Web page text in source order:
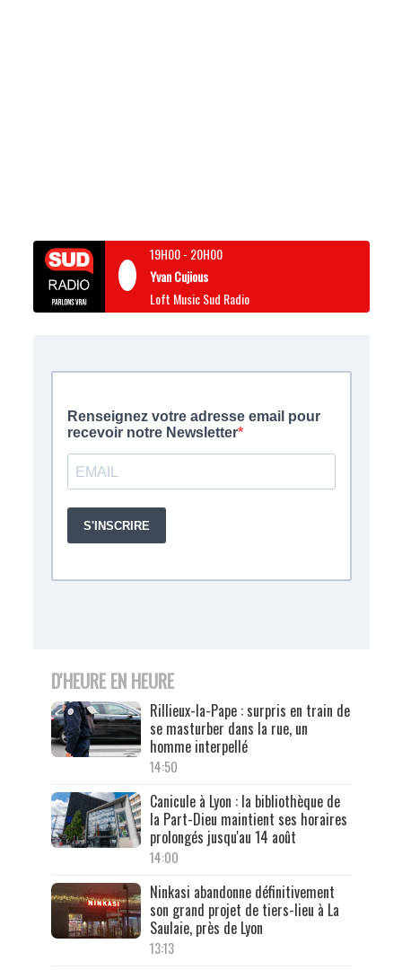
19H00- 20H00
Yvan Cujious
Loft Music Sud Radio
D'HEURE EN HEURE
Rillieux-la-Pape : surpris en train de
se masturber dans la rue, un
homme interpellé
14:50
Canicule à Lyon : la bibliothèque de
la Part-Dieu maintient ses horaires
prolongés jusqu'au 14 août
14:00
Ninkasi abandonne définitivement
son grand projet de tiers-lieu à La
Saulaie, près de Lyon
13:13